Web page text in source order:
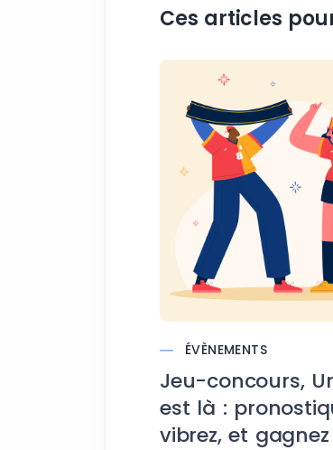
Ces articles
ÉVÈNEMENTS
Jeu-concours,
est là :
vibrez, et gagnez